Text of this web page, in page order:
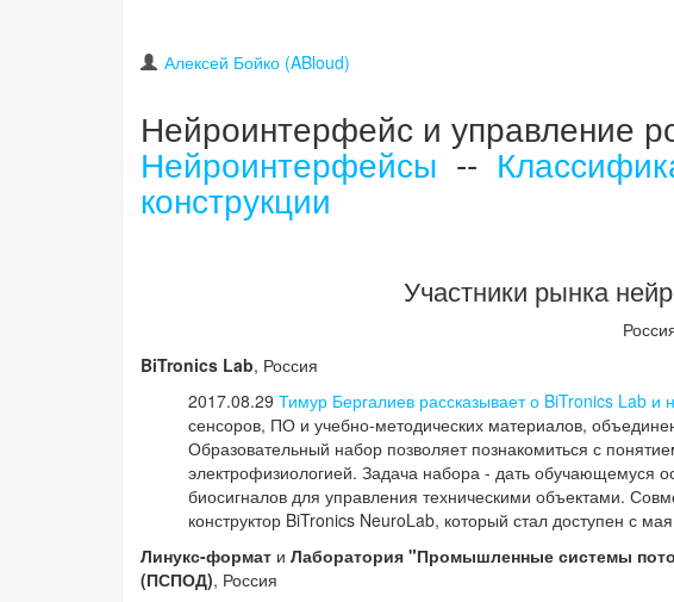
Алексей Бойко (ABloud)
Нейроинтерфейс и управление
Нейроинтерфейсы --
конструкции
Участники рынка
BiTronics Lab, Россия
2017.08.29 Тимур Бергалиев рассказывает о BiTronics Lab и
сенсоров, ПО и учебно-методических материалов,
Образовательный набор позволяет познакомиться с
электрофизиологией. Задача набора - дать обучающемуся
биосигналов для управления техническими объектами.
конструктор BiTronics NeuroLab, который стал доступен с
Линукс-формат и Лаборатория "Промышленные системы
(ПСПОД), Россия